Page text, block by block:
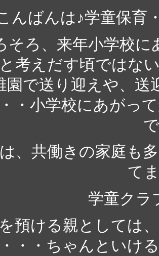
んばんは♪学童保育
そろ、来年小学校
考えだす頃ではな
園で送り迎えや、送
・小学校にあがっ
、共働きの家庭も
て
学童クラ
預ける親としては
・・ちゃんといけ